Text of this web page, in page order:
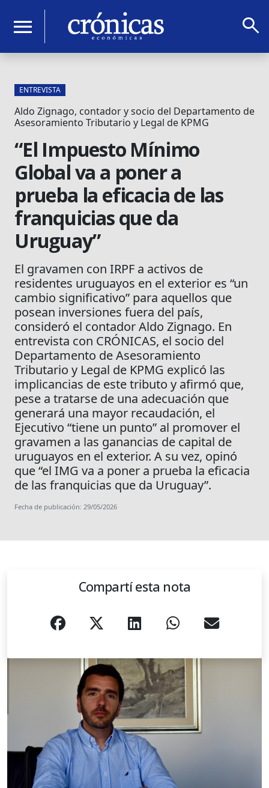
menu search
ENTREVISTA
Aldo Zignago, contador y socio del Departamento de
Asesoramiento Tributario y Legal de KPMG
“El Impuesto Mínimo
Global va a poner a
prueba la eficacia de las
franquicias que da
Uruguay”
El gravamen con IRPF a activos de
residentes uruguayos en el exterior es “un
cambio significativo” para aquellos que
posean inversiones fuera del país,
consideró el contador Aldo Zignago. En
entrevista con CRÓNICAS, el socio del
Departamento de Asesoramiento
Tributario y Legal de KPMG explicó las
implicancias de este tributo y afirmó que,
pese a tratarse de una adecuación que
generará una mayor recaudación, el
Ejecutivo “tiene un punto” al promover el
gravamen a las ganancias de capital de
uruguayos en el exterior. A su vez, opinó
que “el IMG va a poner a prueba la eficacia
de las franquicias que da Uruguay”.
Fecha de publicación: 29/05/2026
Compartí esta nota